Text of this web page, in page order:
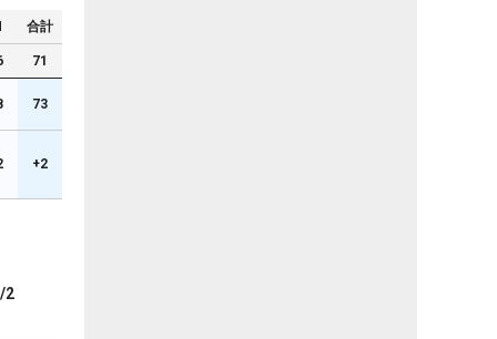
合計
71
73
+2
2